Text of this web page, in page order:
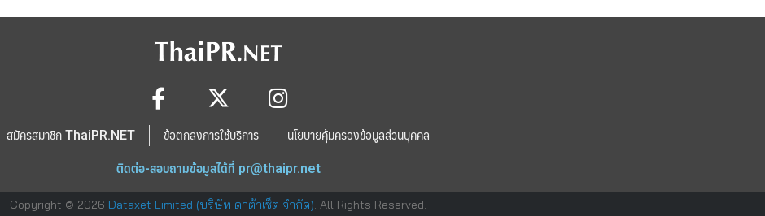
สมัครสมาชิก ThaiPR.NET ข้อตกลงการใช้บริการ นโยบายคุ้มครองข้อมูลส่วนบุคคล
ติดต่อ-สอบถามข้อมูลได้ที่ pr@thaipr.net
Copyright © 2026 Dataxet Limited (บริษัท ดาต้าเซ็ต จำกัด). All Rights Reserved.